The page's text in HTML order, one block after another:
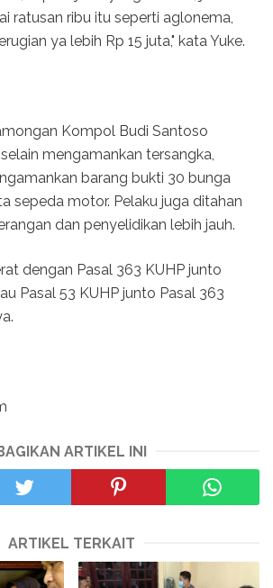
ratusan ribu itu seperti aglonema,
ya lebih Rp 15 juta," kata Yuke.
Kompol Budi Santoso
mengamankan tersangka,
barang bukti 30 bunga
sepeda motor. Pelaku juga ditahan
dan penyelidikan lebih jauh.
dengan Pasal 363 KUHP junto
Pasal 53 KUHP junto Pasal 363
ARTIKEL INI
ARTIKEL TERKAIT